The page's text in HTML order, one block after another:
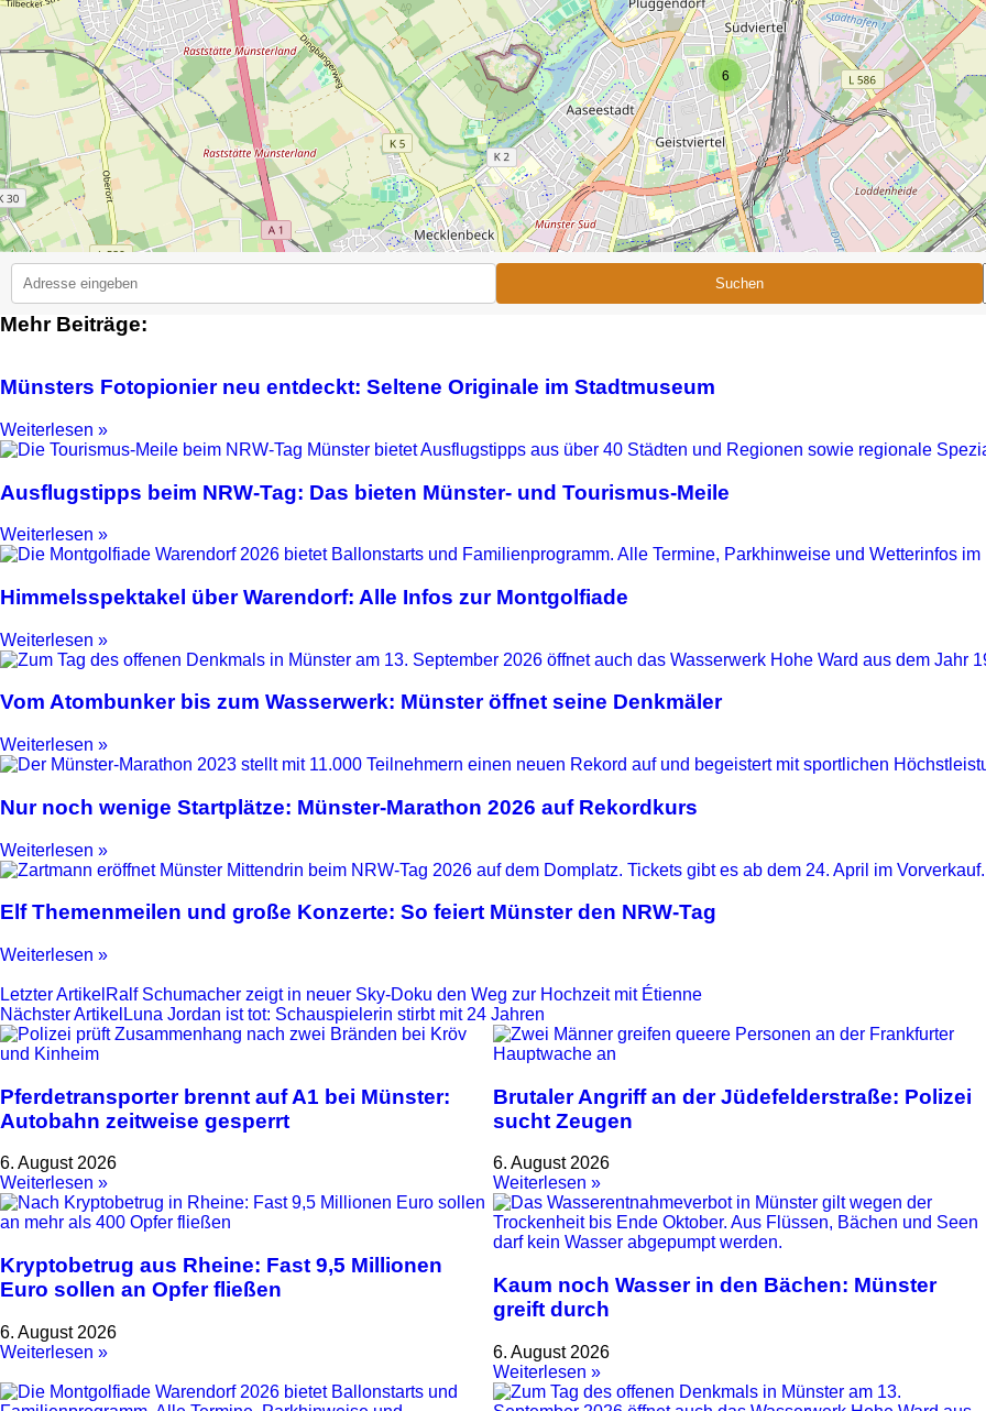
6
Suchen
Mehr Beiträge:
Münsters Fotopionier neu entdeckt: Seltene Originale im Stadtmuseum
Weiterlesen »
Ausflugstipps beim NRW-Tag: Das bieten Münster- und Tourismus-Meile
Weiterlesen »
Himmelsspektakel über Warendorf: Alle Infos zur Montgolfiade
Weiterlesen »
Vom Atombunker bis zum Wasserwerk: Münster öffnet seine Denkmäler
Weiterlesen »
Nur noch wenige Startplätze: Münster-Marathon 2026 auf Rekordkurs
Weiterlesen »
Elf Themenmeilen und große Konzerte: So feiert Münster den NRW-Tag
Weiterlesen »
Letzter Artikel Ralf Schumacher zeigt in neuer Sky-Doku den Weg zur Hochzeit mit Étienne
Nächster Artikel Luna Jordan ist tot: Schauspielerin stirbt mit 24 Jahren
Pferdetransporter brennt auf A1 bei Münster:
Autobahn zeitweise gesperrt
6. August 2026
Weiterlesen »
Brutaler Angriff an der Jüdefelderstraße: Polizei
sucht Zeugen
6. August 2026
Weiterlesen »
Kryptobetrug aus Rheine: Fast 9,5 Millionen
Euro sollen an Opfer fließen
6. August 2026
Weiterlesen »
Kaum noch Wasser in den Bächen: Münster
greift durch
6. August 2026
Weiterlesen »